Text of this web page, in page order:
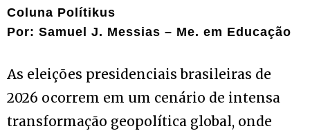
Coluna Polítikus
Por: Samuel J. Messias – Me. em Educação
As eleições presidenciais brasileiras de
2026 ocorrem em um cenário de intensa
transformação geopolítica global, onde